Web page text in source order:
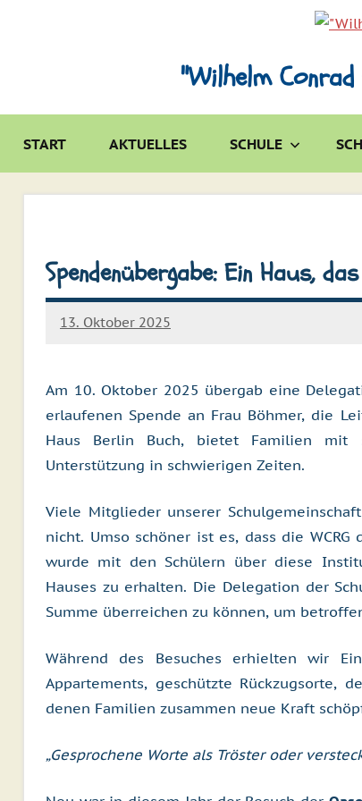
"Wilhelm
START AKTUELLES SCHULE
Spendenübergabe: Ein Haus,
13. Oktober 2025
Christian
Am 10. Oktober 2025 übergab eine
erlaufenen Spende an Frau Böhmer, die
Haus Berlin Buch, bietet Familien mit
Unterstützung in schwierigen Zeiten.
Viele Mitglieder unserer
nicht. Umso schöner ist es, dass die
wurde mit den Schülern über diese
Hauses zu erhalten. Die Delegation der
Summe überreichen zu können, um
Während des Besuches erhielten wir
Appartements, geschützte Rückzugsorte,
denen Familien zusammen neue Kraft
„Gesprochene Worte als Tröster oder